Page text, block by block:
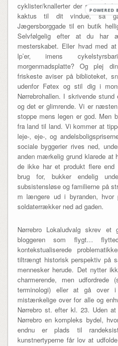
cyklister/knallerter der suser
kaktus til dit vindue, så
Jægersborggade til en butik
Selvfølgelig efter at du har
mesterskabet. Eller hvad med
lp’er, imens
morgenmadsplatte? Og plej
friskeste aviser på biblioteket,
udenfor Føtex og stil dig i
Nørrebrohallen. I skrivende
og det er glimrende. Vi er
stoppe mens legen er god. Men
fra land til land. Vi kommer at
leje-, eje-, og
sociale byggerier rives ned,
anden mærkelig grund klarede at
de ikke har et produkt flere end
brug for, bukker endelig
subsistensløse og familierne på
m længere ud i byranden, hvor
soldaterrækker ned ad gaden.
Nørrebro Lokaludvalg skrev et
bloggeren som flygt…
kontekstualiserede
tiltrængt historisk perspektiv på
mennesker herude. Det nytter
charmerende, men
terminologi) eller at gå
mistænkelige over for alle og
Nørrebro st. efter kl. 23. Uden
Nørrebro en kompleks bydel,
endnu er plads til
kunstnertyperne får lov at
POWERED